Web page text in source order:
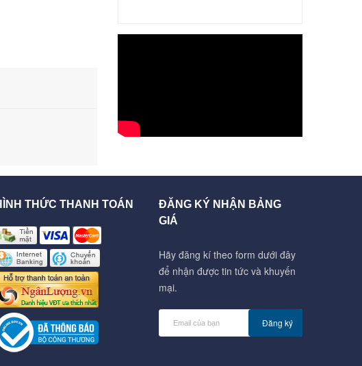
THỨC THANH TOÁN
ĐĂNG KÝ NHẬN BẢNG
GIÁ
Hãy đăng kí theo form dưới đây
để nhận được tin tức và khuyến
mại.
Đăng ký